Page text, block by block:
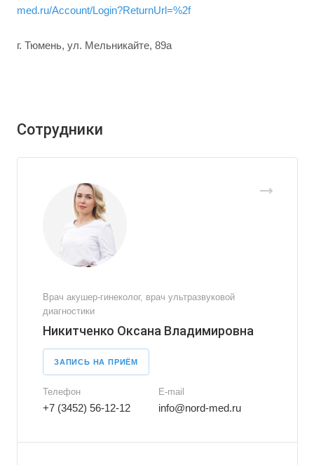
med.ru/Account/Login?ReturnUrl=%2f
г. Тюмень, ул. Мельникайте, 89а
Сотрудники
Врач акушер-гинеколог, врач ультразвуковой
диагностики
Никитченко Оксана Владимировна
ЗАПИСЬ НА ПРИЁМ
Телефон
+7 (3452) 56-12-12
E-mail
info@nord-med.ru